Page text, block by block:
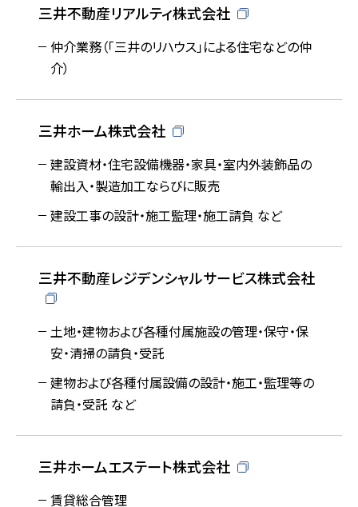
三井不動産リアルティ株式会社
仲介業務（「三井のリハウス」による住宅などの仲
介）
三井ホーム株式会社
建設資材・住宅設備機器・家具・室内外装飾品の
輸出入・製造加工ならびに販売
建設工事の設計・施工監理・施工請負 など
三井不動産レジデンシャルサービス株式会社
土地・建物および各種付属施設の管理・保守・保
安・清掃の請負・受託
建物および各種付属設備の設計・施工・監理等の
請負・受託 など
三井ホームエステート株式会社
賃貸総合管理